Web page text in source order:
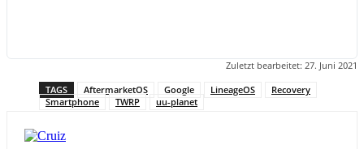
Zuletzt bearbeitet: 27. Juni 2021
TAGS AftermarketOS Google LineageOS
Recovery
Smartphone
TWRP uu-planet